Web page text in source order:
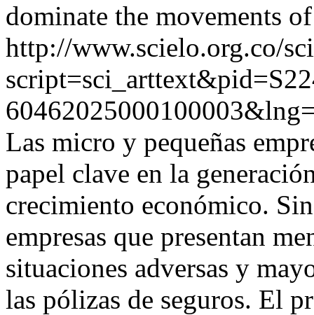
dominate the movements
http://www.scielo.org.co/
Las micro y pequeñas
papel clave en la
crecimiento económico.
empresas que presentan
situaciones adversas y
las pólizas de seguros. El